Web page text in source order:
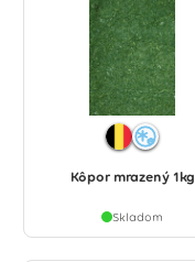
Kôpor mrazený 1kg
Skladom